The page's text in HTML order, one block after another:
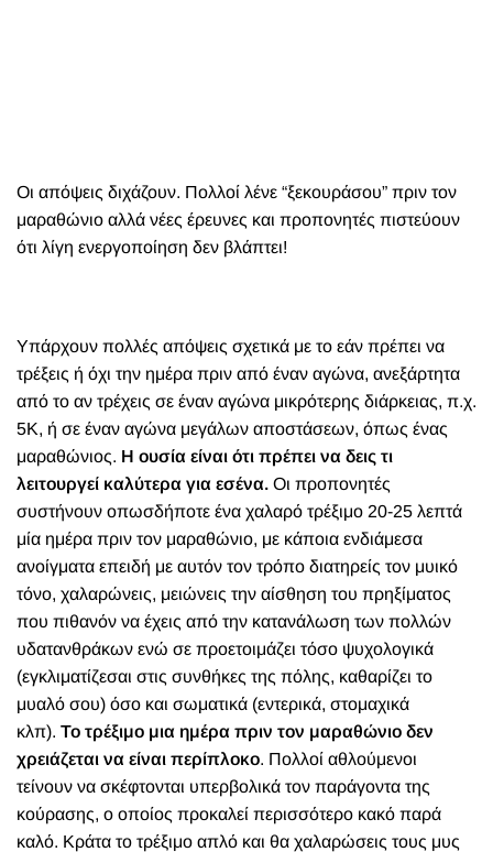
Οι απόψεις διχάζουν. Πολλοί λένε “ξεκουράσου” πριν τον
μαραθώνιο αλλά νέες έρευνες και προπονητές πιστεύουν
ότι λίγη ενεργοποίηση δεν βλάπτει!
Υπάρχουν πολλές απόψεις σχετικά με το εάν πρέπει να
τρέξεις ή όχι την ημέρα πριν από έναν αγώνα, ανεξάρτητα
από το αν τρέχεις σε έναν αγώνα μικρότερης διάρκειας, π.χ.
5K, ή σε έναν αγώνα μεγάλων αποστάσεων, όπως ένας
μαραθώνιος. Η ουσία είναι ότι πρέπει να δεις τι
λειτουργεί καλύτερα για εσένα. Οι προπονητές
συστήνουν οπωσδήποτε ένα χαλαρό τρέξιμο 20-25 λεπτά
μία ημέρα πριν τον μαραθώνιο, με κάποια ενδιάμεσα
ανοίγματα επειδή με αυτόν τον τρόπο διατηρείς τον μυικό
τόνο, χαλαρώνεις, μειώνεις την αίσθηση του πρηξίματος
που πιθανόν να έχεις από την κατανάλωση των πολλών
υδατανθράκων ενώ σε προετοιμάζει τόσο ψυχολογικά
(εγκλιματίζεσαι στις συνθήκες της πόλης, καθαρίζει το
μυαλό σου) όσο και σωματικά (εντερικά, στομαχικά
κλπ). Το τρέξιμο μια ημέρα πριν τον μαραθώνιο δεν
χρειάζεται να είναι περίπλοκο. Πολλοί αθλούμενοι
τείνουν να σκέφτονται υπερβολικά τον παράγοντα της
κούρασης, ο οποίος προκαλεί περισσότερο κακό παρά
καλό. Κράτα το τρέξιμο απλό και θα χαλαρώσεις τους μυς